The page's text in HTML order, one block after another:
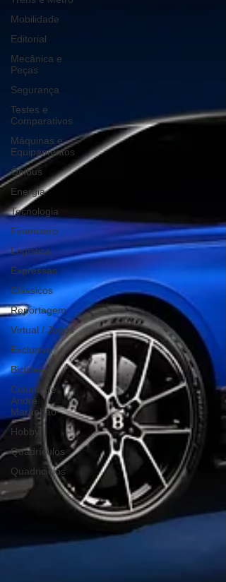
Mobilidade
Editorial
Mecânica e
Peças
Segurança
Testes e
Comparativos
Máquinas e
Equipamentos
Ônibus
Energia
Tecnologia
Financeiro
Logística
Expressas
Clássicos
Reportagem
Virtual / Jogos
Exclusiva
Bicicletas
Coluna de
André
Maranhão
Hobby
Quadrículos
Quadriciclos